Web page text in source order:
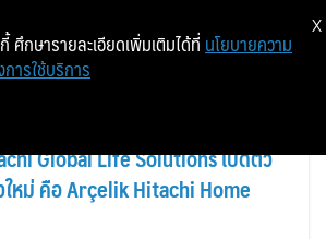
เกียว
Global Life Solutions เปิดตัว
หม่ คือ Arçelik Hitachi Home
ศึกษารายละเอียดเพิ่มเติมได้ที่ นโยบายความ
ารใช้บริการ
X